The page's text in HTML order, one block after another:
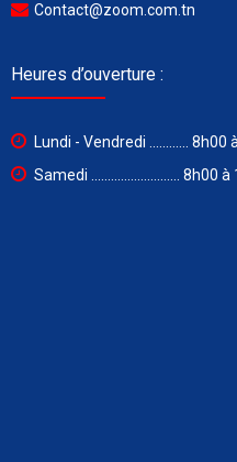
Contact@zoom.com.tn
Heures d’ouverture :
Lundi - Vendredi ............ 8h00
Samedi ........................... 8h00